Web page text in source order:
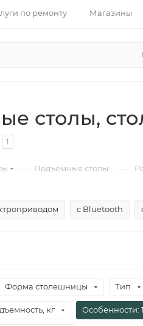
по ремонту Магазины
столы,
1
— Подъемные столы —
c Bluetooth
Форма столешницы Тип
кг Особенности: 1